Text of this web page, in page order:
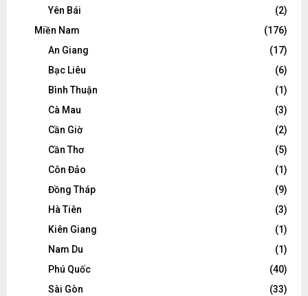
Yên Bái
(2)
Miền Nam
(176)
An Giang
(17)
Bạc Liêu
(6)
Bình Thuận
(1)
Cà Mau
(3)
Cần Giờ
(2)
Cần Thơ
(5)
Côn Đảo
(1)
Đồng Tháp
(9)
Hà Tiên
(3)
Kiên Giang
(1)
Nam Du
(1)
Phú Quốc
(40)
Sài Gòn
(33)